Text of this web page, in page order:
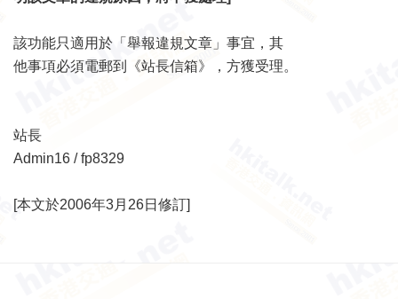
該功能只適用於「舉報違規文章」事宜，其
他事項必須電郵到《站長信箱》，方獲受理。
站長
Admin16 / fp8329
[本文於2006年3月26日修訂]